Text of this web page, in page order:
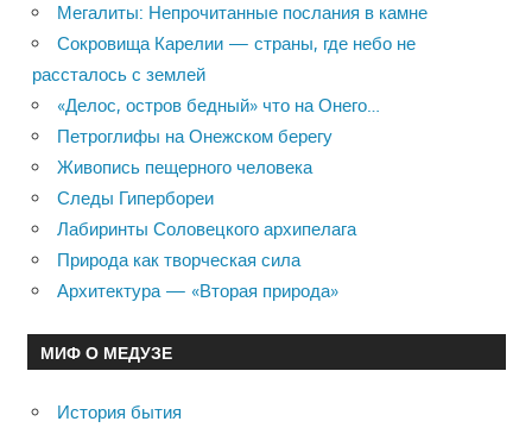
Мегалиты: Непрочитанные послания в камне
Сокровища Карелии — страны, где небо не
рассталось с землей
«Делос, остров бедный» что на Онего…
Петроглифы на Онежском берегу
Живопись пещерного человека
Следы Гипербореи
Лабиринты Соловецкого архипелага
Природа как творческая сила
Архитектура — «Вторая природа»
МИФ О МЕДУЗЕ
История бытия